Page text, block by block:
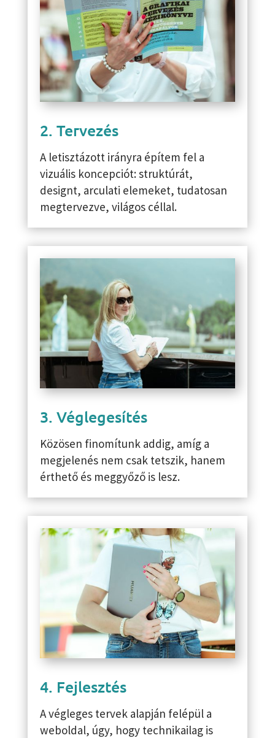
2. Tervezés
A letisztázott irányra építem fel a
vizuális koncepciót: struktúrát,
designt, arculati elemeket, tudatosan
megtervezve, világos céllal.
3. Véglegesítés
Közösen finomítunk addig, amíg a
megjelenés nem csak tetszik, hanem
érthető és meggyőző is lesz.
4. Fejlesztés
A végleges tervek alapján felépül a
weboldal, úgy, hogy technikailag is